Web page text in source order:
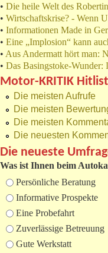
• Die heile Welt des
• Wirtschaftskrise? - Wenn
• Informationen Made in
• Eine „Implosion“ kann
• Aus Andermatt hört man:
• Das Basingstoke-
Motor-KRITIK
Die meisten Aufrufe
Die meisten
Die meisten
Die neuesten
Die neueste
Was ist Ihnen beim
Auswahlmöglichkeiten
Persönliche Beratung
Informative Prospekte
Eine Probefahrt
Zuverlässige Betreuung
Gute Werkstatt